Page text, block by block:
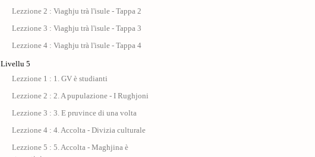
Lezzione 2 : Viaghju trà l'isule - Tappa 2
Lezzione 3 : Viaghju trà l'isule - Tappa 3
Lezzione 4 : Viaghju trà l'isule - Tappa 4
Livellu 5
Lezzione 1 : 1. GV è studianti
Lezzione 2 : 2. A pupulazione - I Rughjoni
Lezzione 3 : 3. E pruvince di una volta
Lezzione 4 : 4. Accolta - Divizia culturale
Lezzione 5 : 5. Accolta - Maghjina è